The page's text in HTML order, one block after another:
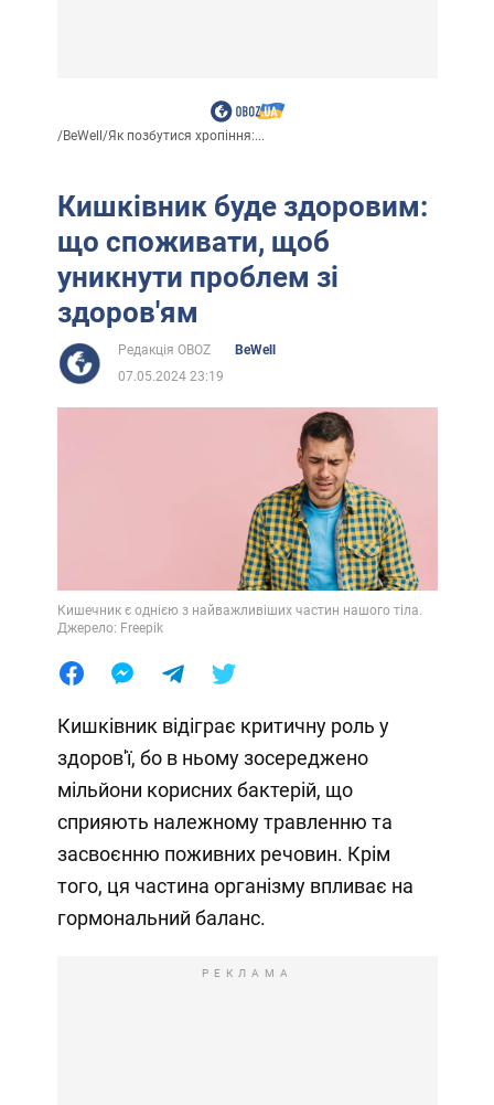
/BeWell/Як позбутися хропіння:...
Кишківник буде здоровим:
що споживати, щоб
уникнути проблем зі
здоров'ям
Редакція OBOZ
BeWell
07.05.2024 23:19
Кишечник є однією з найважливіших частин нашого тіла.
Джерело: Freepik
Кишківник відіграє критичну роль у
здоров'ї, бо в ньому зосереджено
мільйони корисних бактерій, що
сприяють належному травленню та
засвоєнню поживних речовин. Крім
того, ця частина організму впливає на
гормональний баланс.
РЕКЛАМА